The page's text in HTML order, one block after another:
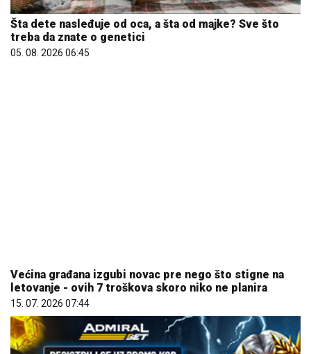
Šta dete nasleđuje od oca, a šta od majke? Sve što
treba da znate o genetici
05. 08. 2026 06:45
15. 07. 2026 07:44